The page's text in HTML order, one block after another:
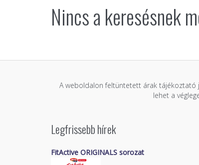
Nincs a keresésnek
A weboldalon feltüntetett árak tájékoztató
lehet a
Legfrissebb hírek
FitActive ORIGINALS sorozat